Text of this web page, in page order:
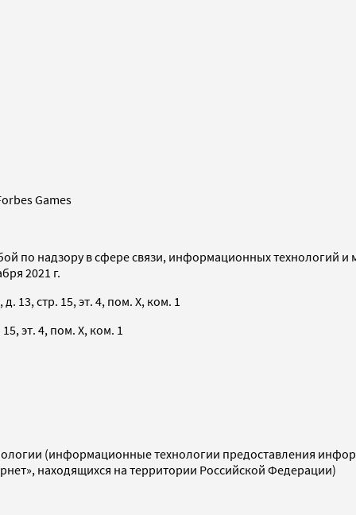
Games
по надзору в сфере связи, информационных технологий
2021 г.
13, стр. 15, эт. 4, пом. X, ком. 1
эт. 4, пом. X, ком. 1
(информационные технологии предоставления
находящихся на территории Российской Федерации)